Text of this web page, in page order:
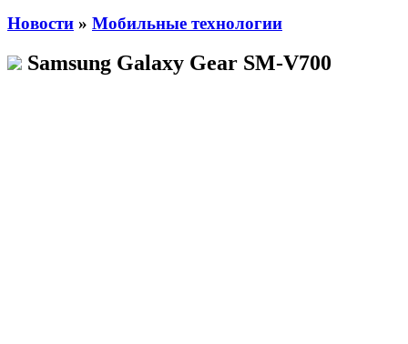
Новости » Мобильные технологии
Samsung Galaxy Gear SM-V700